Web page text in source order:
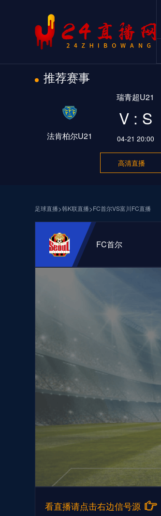
推荐赛事
法肯柏尔U21
瑞青超U21
V : S
04-21 20:00
高清直播
足球直播>韩K联直播>FC首尔VS富川FC直播
FC首尔
看直播请点击右边信号源